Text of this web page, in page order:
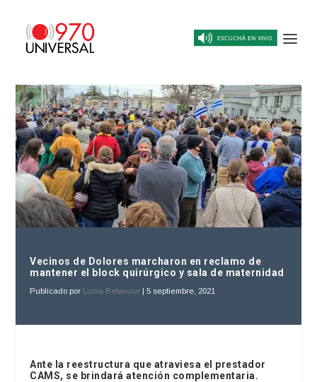
Vecinos de Dolores marcharon en reclamo de
mantener el block quirúrgico y sala de maternidad
Publicado por Lucia Betancur |5 septiembre, 2021
Ante la reestructura que atraviesa el prestador
CAMS, se brindará atención complementaria.